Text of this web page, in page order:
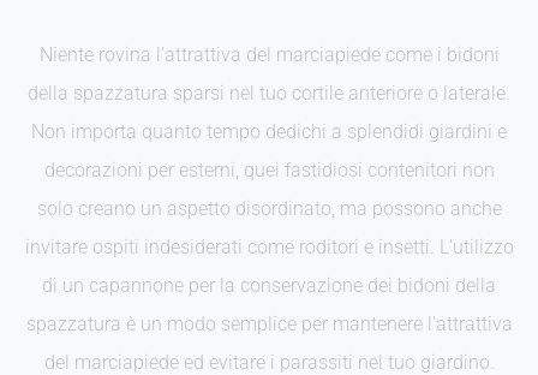
Niente rovina l'attrattiva del marciapiede come i bidoni
della spazzatura sparsi nel tuo cortile anteriore o laterale.
Non importa quanto tempo dedichi a splendidi giardini e
decorazioni per esterni, quei fastidiosi contenitori non
solo creano un aspetto disordinato, ma possono anche
invitare ospiti indesiderati come roditori e insetti. L'utilizzo
di un capannone per la conservazione dei bidoni della
spazzatura è un modo semplice per mantenere l'attrattiva
del marciapiede ed evitare i parassiti nel tuo giardino.